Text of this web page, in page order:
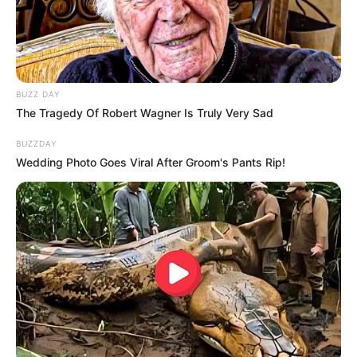
-ad52
*********************************************
Última agenda oficial antecedeu desaparecimento de ex
Agente de Saúde encontrado morto na Bahia.
Valmir Palma, ex - Agente de Saúde. —Foto: JASB
BUZZ DAY
The Tragedy Of Robert Wagner Is Truly Very Sad
BUZZDAY
Wedding Photo Goes Viral After Groom's Pants Rip!